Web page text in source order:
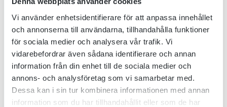
Vi använder enhetsidentifierare för att anpassa innehållet
och annonserna till användarna, tillhandahålla funktioner
för sociala medier och analysera vår trafik. Vi
vidarebefordrar även sådana identifierare och annan
information från din enhet till de sociala medier och
annons- och analysföretag som vi samarbetar med.
Dessa kan i sin tur kombinera informationen med annan
information som du har tillhandahållit eller som de har